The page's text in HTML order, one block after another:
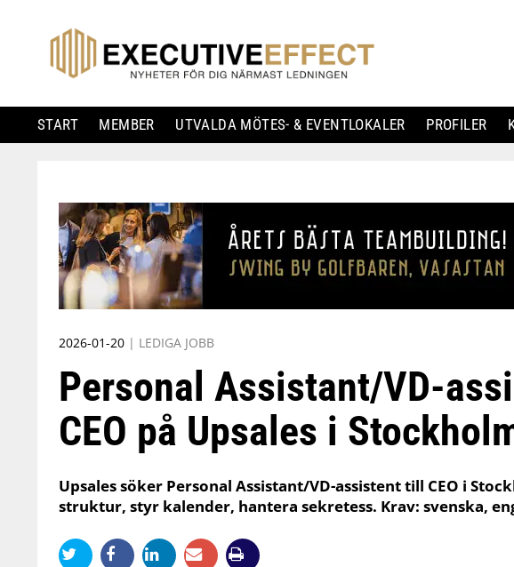
START MEMBER UTVALDA MÖTES- & EVENTLOKALER PROFILER
to
content
2026-01-20 | LEDIGA JOBB
Personal Assistant/VD-
CEO på Upsales i
Upsales söker Personal Assistant/VD-assistent till CEO i
struktur, styr kalender, hantera sekretess. Krav: svenska,